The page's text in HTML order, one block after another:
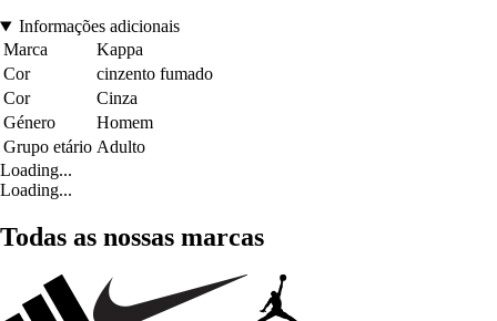
Informações adicionais
Marca
Kappa
Cor
cinzento fumado
Cor
Cinza
Género
Homem
Grupo etário Adulto
Loading...
Loading...
Todas as nossas marcas